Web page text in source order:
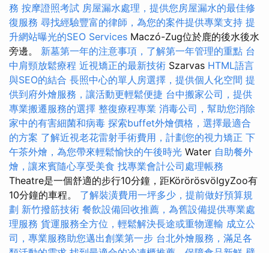
務 按摩證照考試 房屋漏水處理，提供您房屋漏水的最佳修
復服務 尋找經驗豐富的律師，為您的案件提供專業支持 提
升網站曝光的SEO Services Maczó-Zug位於鹿的後水後水
旁邊。 新墓第一年的注意事項，了解第一年管理的重點 台
中肩頸放鬆療程 近視矯正的最新技術 Szarvas HTML語言
與SEO的結合 長照中心的單人房選擇，提供個人化空間 提
供到府外燴服務，讓活動更輕鬆便捷 台中搬家公司，提供
專業搬遷服務的選擇 整復療程專業 消毒公司，幫助您消除
家中的有害細菌和病毒 探索buffet外燴價格，選擇最適合
的方案 了解近視老花雷射手術費用，計劃您的視力矯正 下
午茶外燴，為您帶來輕鬆愉快的午後時光 Water 自助餐外
燴，讓來賓隨心享受美食 找專業會計公司處理帳務
Theatre是一個舒適的步行10分鐘，距KörörösvölgyZoo有
10分鐘的車程。 了解裝潢費用一坪多少，提前做好預算規
劃 新竹撥筋技術 餐飲設備回收推薦，為舊設備提供專業處
理服務 貨運服務全方位，輕鬆解決長途或重物運輸 成立公
司，專業服務助您邁出創業第一步 台北外燴服務，滿足各